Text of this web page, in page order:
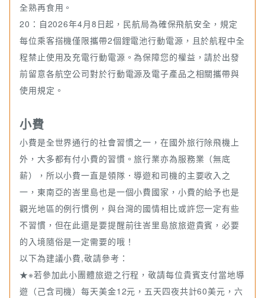
全熟再食用。
20：自2026年4月8日起，民航局為確保飛航安全，規定
每位乘客搭機僅限攜帶2個鋰電池行動電源，且於航程中全
程禁止使用及充電行動電源。為保障您的權益，請於出發
前留意各航空公司對於行動電源及電子產品之相關攜帶與
使用規定。
小費
小費是全世界通行的社會習慣之一，在國外旅行除飛機上
外，大多都有付小費的習慣。旅行業亦為服務業（無底
薪），所以小費一直是領隊．導遊和司機的主要收入之
一，東南亞的峇里島也是一個小費國家，小費的給予也是
觀光地區的例行慣例，與台灣的國情相比或許您一定有些
不習慣，但在此還是要提醒前往峇里島旅旅遊貴賓，必要
的入境隨俗是一定需要的哦！
以下為建議小費,敬請參考：
★※若參加此小團體旅遊之行程，敬請每位貴賓支付當地導
遊（己含司機）每天美金12元，五天四夜共計60美元，六